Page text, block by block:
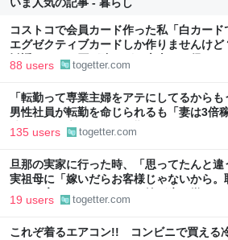
コストコで会員カード作った私「白カー
エグゼクティブカードしか作りませんけ
勧誘はやたら圧が強いが、本当にお得なの
88 users togetter.com
「転勤って専業主婦をアテにしてるから
男性社員が転勤を命じられるも「妻は3倍
辞める」と言ったら、転勤がなくなった
135 users togetter.com
旦那の実家に行った時、「思ってたんと
実祖母に「嫁いだらお客様じゃないから
け」と言われていたので、嫁ぎ先で嫌われ
切っていた
19 users togetter.com
これぞ着るエアコン!! コンビニで買える